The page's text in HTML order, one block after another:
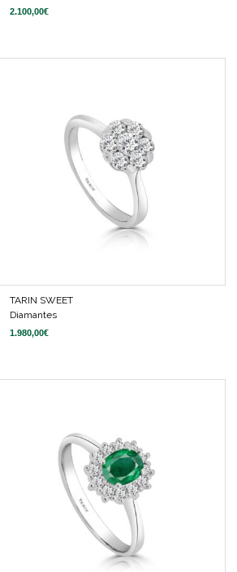
2.100,00€
TARIN SWEET
Diamantes
1.980,00€